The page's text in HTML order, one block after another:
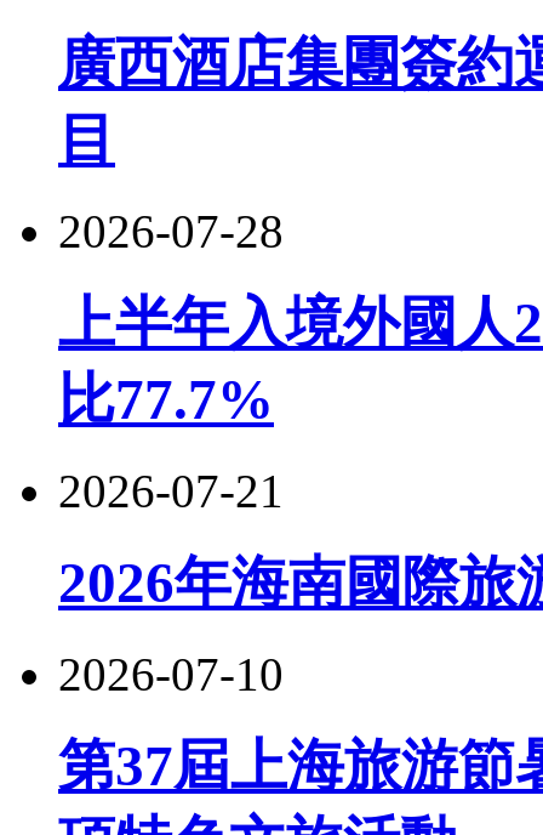
廣西酒店集團簽約
目
2026-07-28
上半年入境外國人
比77.7%
2026-07-21
2026年海南國際
2026-07-10
第37屆上海旅游節